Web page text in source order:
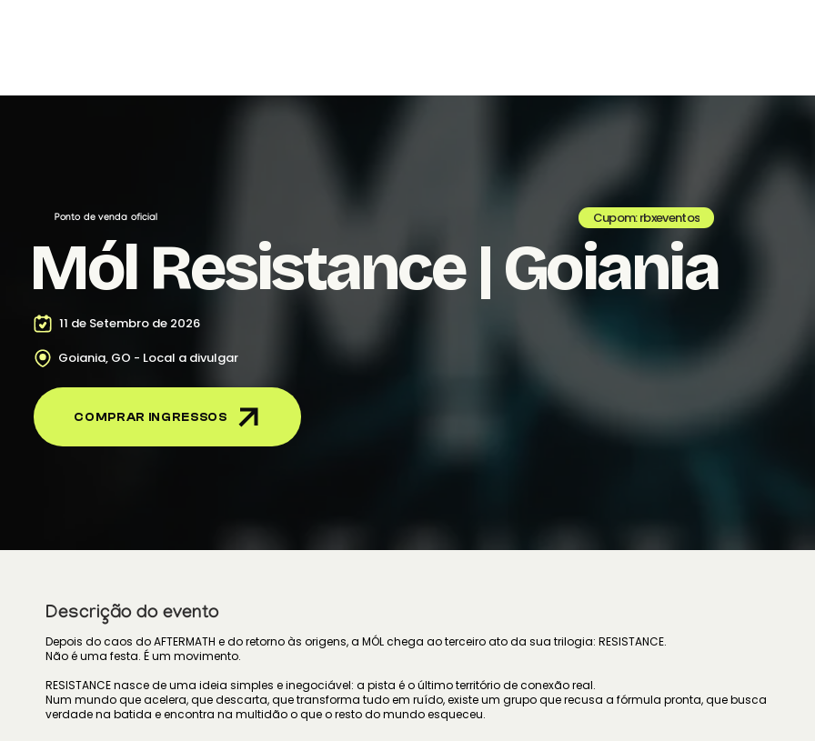
Ponto de venda oficial Cupom: rbxeventos
Mól Resistance | Goiania
11 de Setembro de 2026
Goiania, GO - Local a divulgar
COMPRAR INGRESSOS
Descrição do evento
Depois do caos do AFTERMATH e do retorno às origens, a MÓL chega ao terceiro ato da sua trilogia: RESISTANCE.
Não é uma festa. É um movimento.
RESISTANCE nasce de uma ideia simples e inegociável: a pista é o último território de conexão real.
Num mundo que acelera, que descarta, que transforma tudo em ruído, existe um grupo que recusa a fórmula pronta, que busca
verdade na batida e encontra na multidão o que o resto do mundo esqueceu.